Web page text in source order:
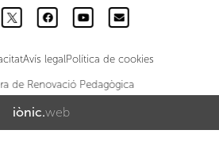
de Renovació Pedagògica
Avís legalPolítica de cookies
iònic.web